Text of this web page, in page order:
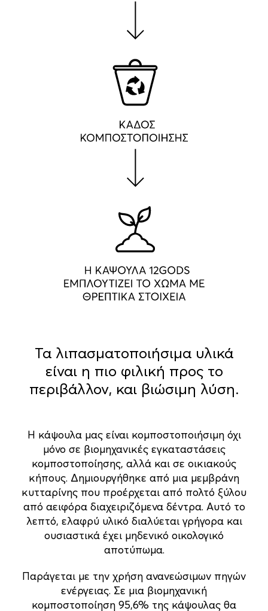
Τα λιπασματοποιήσιμα υλικά
είναι η πιο φιλική προς το
περιβάλλον, και βιώσιμη λύση.
Η κάψουλα μας είναι κομποστοποιήσιμη όχι
μόνο σε βιομηχανικές εγκαταστάσεις
κομποστοποίησης, αλλά και σε οικιακούς
κήπους. Δημιουργήθηκε από μια μεμβράνη
κυτταρίνης που προέρχεται από πολτό ξύλου
από αειφόρα διαχειριζόμενα δέντρα. Αυτό το
λεπτό, ελαφρύ υλικό διαλύεται γρήγορα και
ουσιαστικά έχει μηδενικό οικολογικό
αποτύπωμα.
Παράγεται με την χρήση ανανεώσιμων πηγών
ενέργειας. Σε μια βιομηχανική
κομποστοποίηση 95,6% της κάψουλας θα